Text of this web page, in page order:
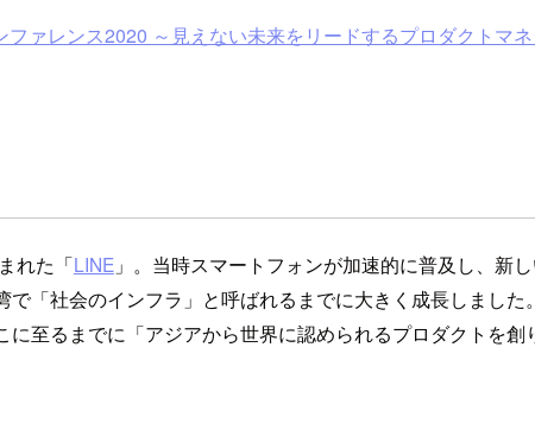
ァレンス2020 ～見えない未来をリードするプロダクトマ
れた「LINE」。当時スマートフォンが加速的に普及し、新
「社会のインフラ」と呼ばれるまでに大きく成長しまし
至るまでに「アジアから世界に認められるプロダクトを